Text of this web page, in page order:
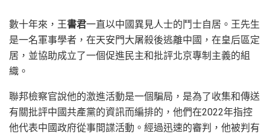
數十年來，王書君一直以中國異見人士的鬥士自居。王先生
是一名軍事學者，在天安門大屠殺後逃離中國，在皇后區定
居，並協助成立了一個促進民主和批評北京專制主義的組
織。
聯邦檢察官說他的激進活動是一個騙局，是為了收集和傳送
有關批評中國共產黨的資訊而編排的，他們在2022年指控
他代表中國政府從事間諜活動。經過迅速的審判，他被判有